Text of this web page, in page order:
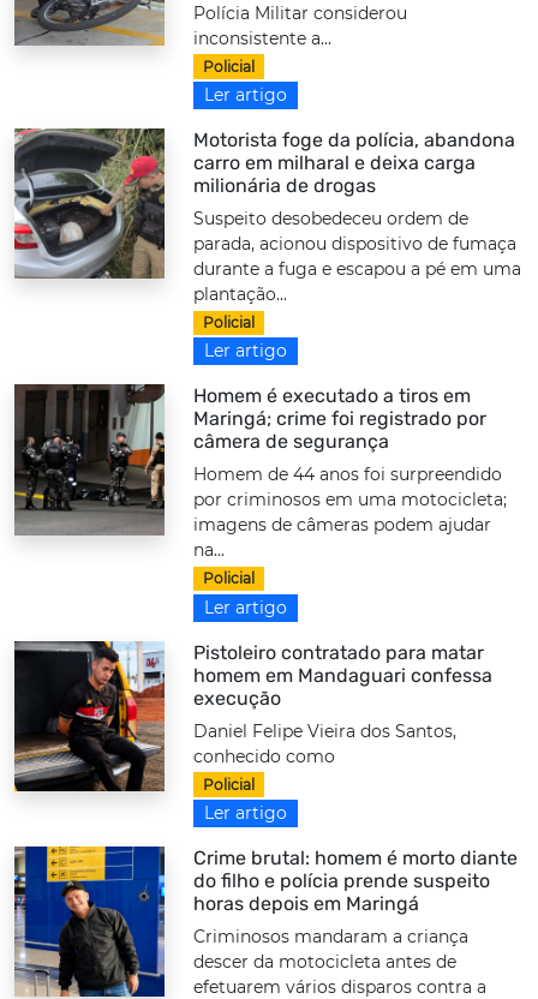
Polícia Militar considerou
inconsistente a...
Policial
Ler artigo
Motorista foge da polícia, abandona
carro em milharal e deixa carga
milionária de drogas
Suspeito desobedeceu ordem de
parada, acionou dispositivo de fumaça
durante a fuga e escapou a pé em uma
plantação...
Policial
Ler artigo
Homem é executado a tiros em
Maringá; crime foi registrado por
câmera de segurança
Homem de 44 anos foi surpreendido
por criminosos em uma motocicleta;
imagens de câmeras podem ajudar
na...
Policial
Ler artigo
Pistoleiro contratado para matar
homem em Mandaguari confessa
execução
Daniel Felipe Vieira dos Santos,
conhecido como
Policial
Ler artigo
Crime brutal: homem é morto diante
do filho e polícia prende suspeito
horas depois em Maringá
Criminosos mandaram a criança
descer da motocicleta antes de
efetuarem vários disparos contra a